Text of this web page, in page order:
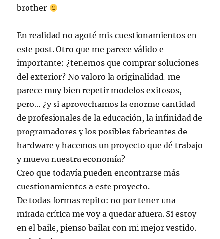
brother
En realidad no agoté mis cuestionamientos en
este post. Otro que me parece válido e
importante: ¿tenemos que comprar soluciones
del exterior? No valoro la originalidad, me
parece muy bien repetir modelos exitosos,
pero… ¿y si aprovechamos la enorme cantidad
de profesionales de la educación, la infinidad de
programadores y los posibles fabricantes de
hardware y hacemos un proyecto que dé trabajo
y mueva nuestra economía?
Creo que todavía pueden encontrarse más
cuestionamientos a este proyecto.
De todas formas repito: no por tener una
mirada crítica me voy a quedar afuera. Si estoy
en el baile, pienso bailar con mi mejor vestido.